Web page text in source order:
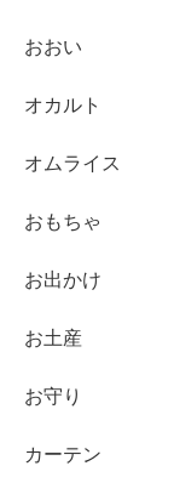
おおい
オカルト
オムライス
おもちゃ
お出かけ
お土産
お守り
カーテン